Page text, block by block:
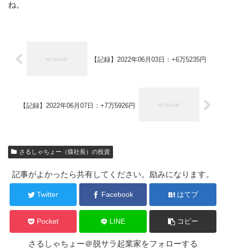
ね。
【記録】2022年06月03日：+6万5235円
【記録】2022年06月07日：+7万5926円
さるしゃちょー（猿社長）の投資
記事がよかったら共有してください。励みになります。
Twitter Facebook はてブ
Pocket LINE コピー
さるしゃちょー＠脱サラ起業家をフォローする